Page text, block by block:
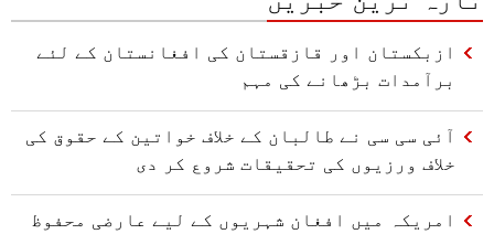
ازبکستان اور قازقستان کی افغانستان کے لئے
برآمدات بڑھانے کی مہم
آئی سی سی نے طالبان کے خلاف خواتین کے حقوق کی
خلاف ورزیوں کی تحقیقات شروع کر دی
امریکہ میں افغان شہریوں کے لیے عارضی محفوظ